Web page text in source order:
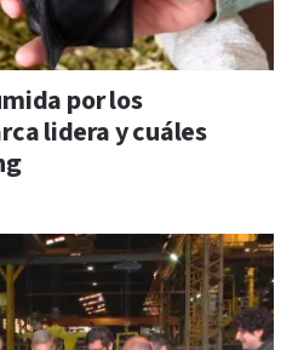
por los
lidera y cuáles